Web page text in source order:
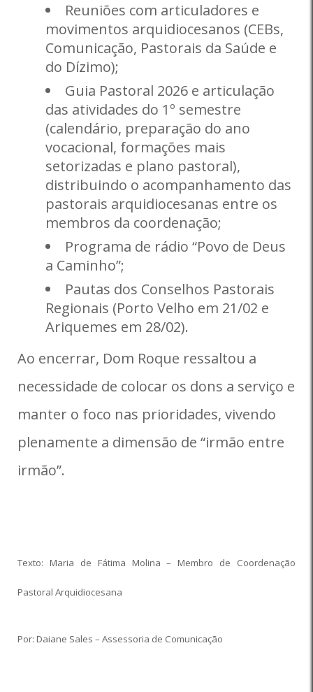
Reuniões com articuladores e
movimentos arquidiocesanos (CEBs,
Comunicação, Pastorais da Saúde e
do Dízimo);
Guia Pastoral 2026 e articulação
das atividades do 1º semestre
(calendário, preparação do ano
vocacional, formações mais
setorizadas e plano pastoral),
distribuindo o acompanhamento das
pastorais arquidiocesanas entre os
membros da coordenação;
Programa de rádio “Povo de Deus
a Caminho”;
Pautas dos Conselhos Pastorais
Regionais (Porto Velho em 21/02 e
Ariquemes em 28/02).
Ao encerrar, Dom Roque ressaltou a
necessidade de colocar os dons a serviço e
manter o foco nas prioridades, vivendo
plenamente a dimensão de “irmão entre
irmão”.
Texto: Maria de Fátima Molina – Membro de Coordenação
Pastoral Arquidiocesana
Por: Daiane Sales – Assessoria de Comunicação